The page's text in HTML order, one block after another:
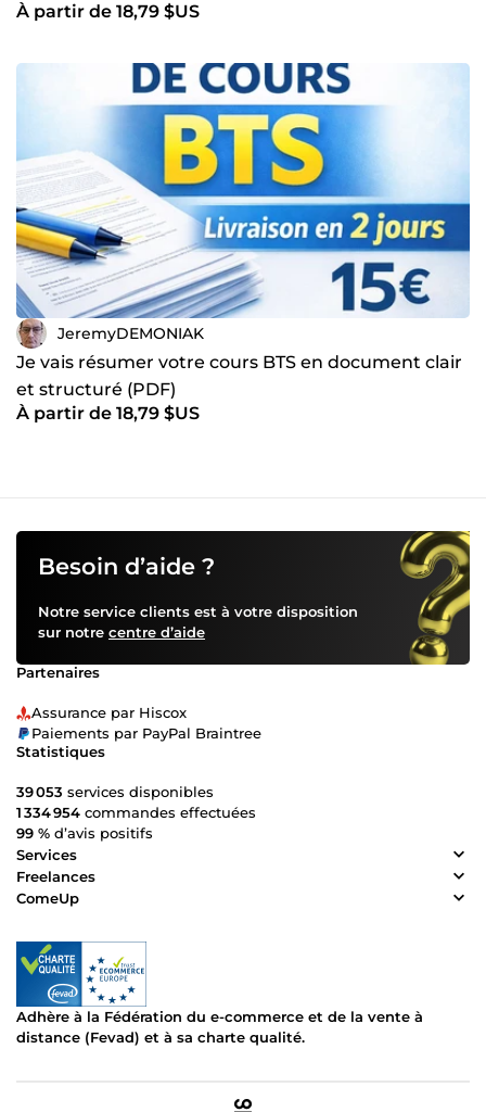
examens (PDF)
À partir de 18,79 $US
JeremyDEMONIAK
Je vais résumer votre cours BTS en document clair
et structuré (PDF)
À partir de 18,79 $US
Besoin d’aide ?
Notre service clients est à votre disposition
sur notre centre d’aide
Partenaires
Assurance par Hiscox
Paiements par PayPal Braintree
Statistiques
39 053 services disponibles
1 334 954 commandes effectuées
99 % d’avis positifs
Services
Freelances
ComeUp
Adhère à la Fédération du e-commerce et de la vente à
distance (Fevad) et à sa charte qualité.